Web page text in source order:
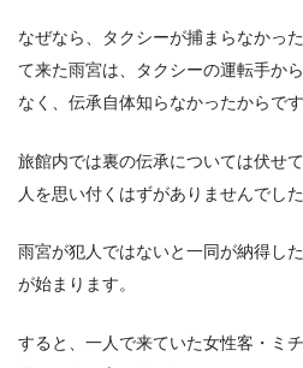
なぜなら、タクシーが捕まらなかっ
て来た雨宮は、タクシーの運転手か
なく、伝承自体知らなかったからです
旅館内では裏の伝承については伏せ
人を思い付くはずがありませんでした
雨宮が犯人ではないと一同が納得し
が始まります。
すると、一人で来ていた女性客・ミ